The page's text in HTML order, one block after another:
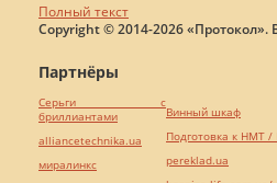
Полный текст
Copyright © 2014-2026
Партнёры
Серьги с
бриллиантами
alliancetechnika.ua
миралинкс
Винный шкаф
Подготовка к НМТ /
pereklad.ua